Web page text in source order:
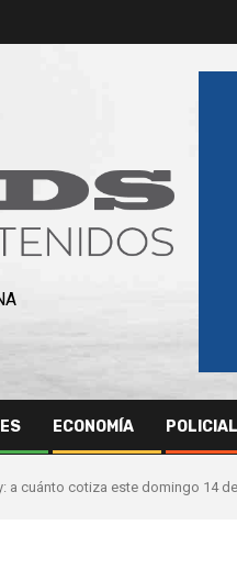
ECONOMÍA
a cuánto cotiza este domingo 14